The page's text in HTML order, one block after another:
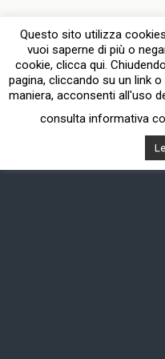
Questo sito utilizza
vuoi saperne di più o
cookie, clicca qui.
pagina, cliccando su un link
maniera, acconsenti all'uso
consulta informativa